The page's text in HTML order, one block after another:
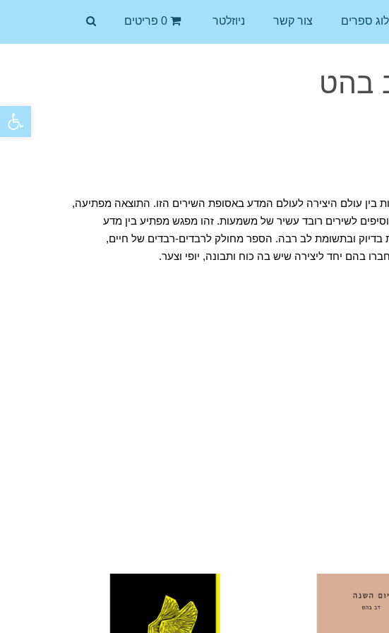
פתח
ספרים צור קשר ניוזלטר 0 פריטים
בהט
בין עולם היצירה לעולם המדע באסופת השירים הזו. התוצאה מפתיעה,
לשירים רובד עשיר של משמעות. זהו מפגש מפתיע בין מדע
בדיוק ובתשומת לב רבה. הספר מחולק לרבדים-רבדים של חיים,
בהם יחד ליצירה שיש בה כוח ותבונה, יופי וצער.